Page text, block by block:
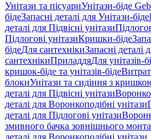
Унітази та пісуариУнітази-біде
бідеЗапасні деталі для Унітази-біде
деталі для Підвісні унітази
Підлогові унітазиКришки-біде
бідеДля сантехнікиЗапасні деталі
сантехнікиПриладдяДля унітазів-
кришок-біде та унітазів-біде
блокиУнітази та сидіння з
деталі для Підвісні унітази
деталі для Воронкоподібні унітази
деталі для Підлогові унітази
змивного бачка зовнішнього
деталі для Воронкоподібні